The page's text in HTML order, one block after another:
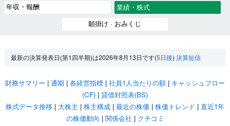
年収・報酬
業績・株式
願掛け · おみくじ
最新の決算発表日(第1四半期)は2026年8月13日です(5日後)決算短信
財務サマリー | 通期 | 各経営指標 | 社員1人当たりの額 | キャッシュフロー
(CF) | 貸借対照表(BS)
株式データ推移 | 大株主 | 株主構成 | 最近の株価 | 株価トレンド | 直近1年
の株価動向 | 関係会社 | クチコミ